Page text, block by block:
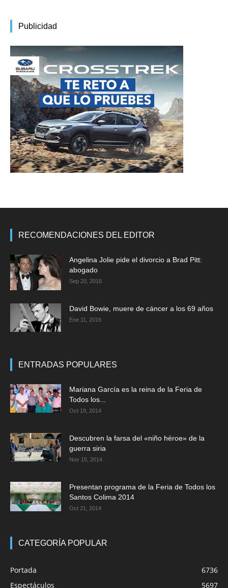
Publicidad
RECOMENDACIONES DEL EDITOR
Angelina Jolie pide el divorcio a Brad Pitt:
abogado
Sep 20, 2016
David Bowie, muere de cáncer a los 69 años
Ene 11, 2016
ENTRADAS POPULARES
Mariana García es la reina de la Feria de
Todos los...
Oct 19, 2014
Descubren la farsa del «niño héroe» de la
guerra siria
Nov 15, 2014
Presentan programa de la Feria de Todos los
Santos Colima 2014
Oct 21, 2014
CATEGORÍA POPULAR
Portada
6736
Espectáculos
5697